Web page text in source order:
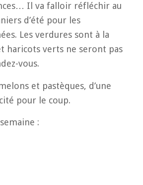
Il va falloir réfléchir au
d’été pour les
Les verdures sont à la
haricots verts ne seront pas
vous.
et pastèques, d’une
pour le coup.
: